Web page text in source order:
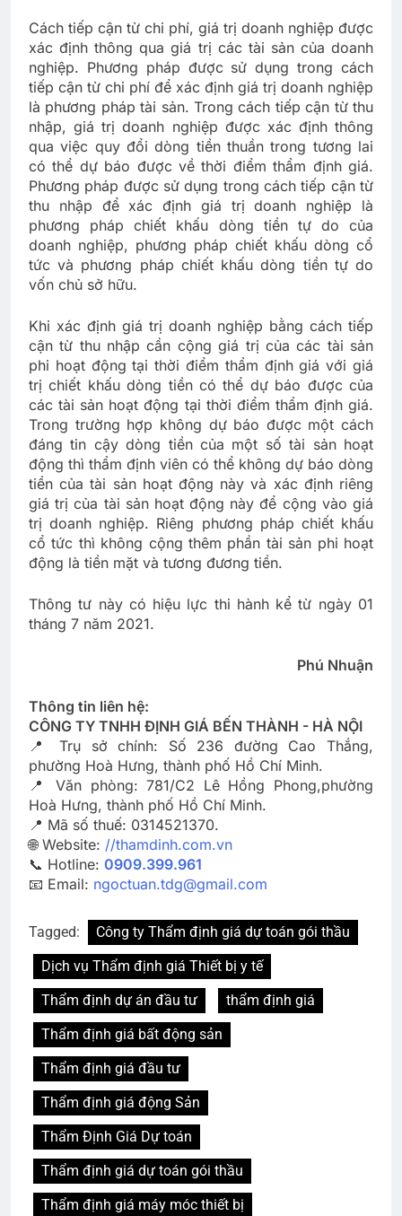
Cách tiếp cận từ chi phí, giá trị doanh nghiệp được
xác định thông qua giá trị các tài sản của doanh
nghiệp. Phương pháp được sử dụng trong cách
tiếp cận từ chi phí để xác định giá trị doanh nghiệp
là phương pháp tài sản. Trong cách tiếp cận từ thu
nhập, giá trị doanh nghiệp được xác định thông
qua việc quy đổi dòng tiền thuần trong tương lai
có thể dự báo được về thời điểm thẩm định giá.
Phương pháp được sử dụng trong cách tiếp cận từ
thu nhập để xác định giá trị doanh nghiệp là
phương pháp chiết khấu dòng tiền tự do của
doanh nghiệp, phương pháp chiết khấu dòng cổ
tức và phương pháp chiết khấu dòng tiền tự do
vốn chủ sở hữu.
Khi xác định giá trị doanh nghiệp bằng cách tiếp
cận từ thu nhập cần cộng giá trị của các tài sản
phi hoạt động tại thời điểm thẩm định giá với giá
trị chiết khấu dòng tiền có thể dự báo được của
các tài sản hoạt động tại thời điểm thẩm định giá.
Trong trường hợp không dự báo được một cách
đáng tin cậy dòng tiền của một số tài sản hoạt
động thì thẩm định viên có thể không dự báo dòng
tiền của tài sản hoạt động này và xác định riêng
giá trị của tài sản hoạt động này để cộng vào giá
trị doanh nghiệp. Riêng phương pháp chiết khấu
cổ tức thì không cộng thêm phần tài sản phi hoạt
động là tiền mặt và tương đương tiền.
Thông tư này có hiệu lực thi hành kể từ ngày 01
tháng 7 năm 2021.
Phú Nhuận
Thông tin liên hệ:
CÔNG TY TNHH ĐỊNH GIÁ BẾN THÀNH - HÀ NỘI
📍 Trụ sở chính: Số 236 đường Cao Thắng,
phường Hoà Hưng, thành phố Hồ Chí Minh.
📍 Văn phòng: 781/C2 Lê Hồng Phong,phường
Hoà Hưng, thành phố Hồ Chí Minh.
📍 Mã số thuế: 0314521370.
🌐 Website: //thamdinh.com.vn
📞 Hotline: 0909.399.961
📧 Email: ngoctuan.tdg@gmail.com
Tagged:
Công ty Thẩm định giá dự toán gói thầu
Dịch vụ Thẩm định giá Thiết bị y tế
Thẩm định dự án đầu tư
thẩm định giá
Thẩm định giá bất động sản
Thẩm định giá đầu tư
Thẩm định giá động Sản
Thẩm Định Giá Dự toán
Thẩm định giá dự toán gói thầu
Thẩm định giá máy móc thiết bị